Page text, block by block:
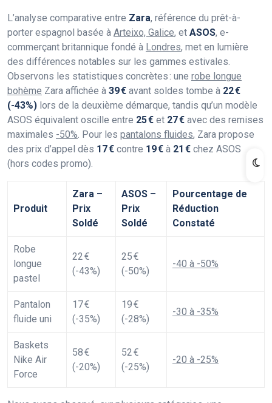
L’analyse comparative entre Zara, référence du prêt-à-
porter espagnol basée à Arteixo, Galice, et ASOS, e-
commerçant britannique fondé à Londres, met en lumière
des différences notables sur les gammes estivales.
Observons les statistiques concrètes : une robe longue
bohème Zara affichée à 39 € avant soldes tombe à 22 €
(-43%) lors de la deuxième démarque, tandis qu’un modèle
ASOS équivalent oscille entre 25 € et 27 € avec des remises
maximales -50%. Pour les pantalons fluides, Zara propose
des prix d’appel dès 17 € contre 19 € à 21 € chez ASOS
(hors codes promo).
Produit
Zara –
Prix
Soldé
ASOS –
Prix
Soldé
Pourcentage de
Réduction
Constaté
Robe
longue
pastel
22 €
(-43%)
25 €
(-50%)
-40 à -50%
Pantalon
fluide uni
17 €
(-35%)
19 €
(-28%)
-30 à -35%
Baskets
Nike Air
Force
58 €
(-20%)
52 €
(-25%)
-20 à -25%